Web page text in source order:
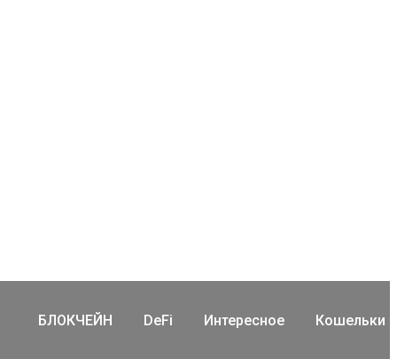
БЛОКЧЕЙН DeFi Интересное Кошельки